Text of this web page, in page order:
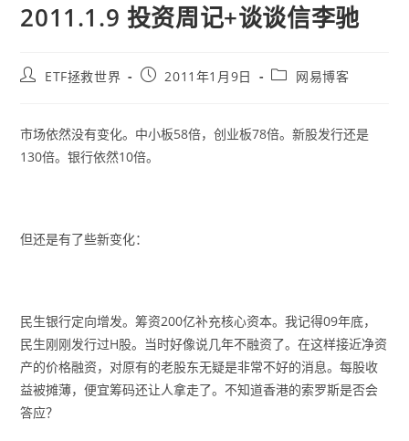
2011.1.9 投资周记+谈谈信李驰
PostETF拯救世界
Post2011年1月9日
Post网易博客
市场依然没有变化。中小板58倍，创业板78倍。新股发行还是
130倍。银行依然10倍。
但还是有了些新变化：
民生银行定向增发。筹资200亿补充核心资本。我记得09年底，
民生刚刚发行过H股。当时好像说几年不融资了。在这样接近净资
产的价格融资，对原有的老股东无疑是非常不好的消息。每股收
益被摊薄，便宜筹码还让人拿走了。不知道香港的索罗斯是否会
答应？